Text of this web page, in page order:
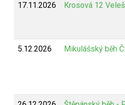
17.11.2026 Krosová 12
5.12.2026 Mikulášský běh